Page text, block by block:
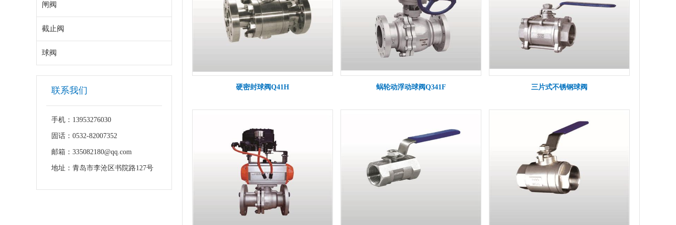
闸阀
截止阀
球阀
联系我们
手机：13953276030
固话：0532-82007352
邮箱：335082180@qq.com
地址：青岛市李沧区书院路127号
硬密封球阀Q41H 蜗轮动浮动球阀Q341F 三片式不锈钢球阀